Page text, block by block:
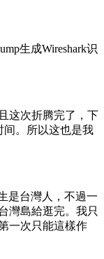
生成Wireshark识
这次折腾完了，下
间。所以这也是我
是台灣人，不過一
灣島給逛完。我只
一次只能這樣作